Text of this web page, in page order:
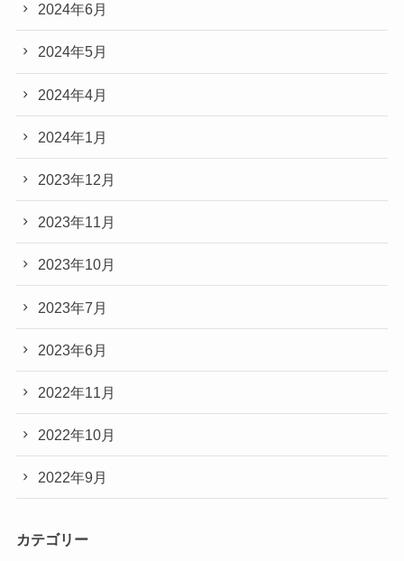
2024年6月
2024年5月
2024年4月
2024年1月
2023年12月
2023年11月
2023年10月
2023年7月
2023年6月
2022年11月
2022年10月
2022年9月
カテゴリー